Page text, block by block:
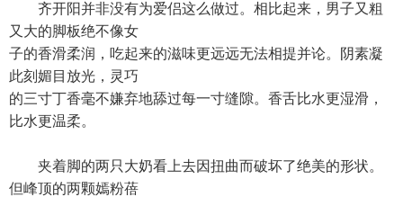
齐开阳并非没有为爱侣这么做过。相比起来，男子又粗
又大的脚板绝不像女
子的香滑柔润，吃起来的滋味更远远无法相提并论。阴素凝
此刻媚目放光，灵巧
的三寸丁香毫不嫌弃地舔过每一寸缝隙。香舌比水更湿滑，
比水更温柔。
夹着脚的两只大奶看上去因扭曲而破坏了绝美的形状。
但峰顶的两颗嫣粉蓓